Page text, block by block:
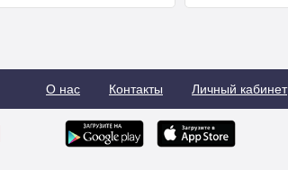
О нас Контакты Личный кабинет